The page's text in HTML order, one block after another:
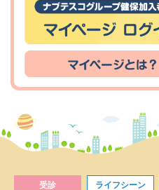
受診 ライフシーン